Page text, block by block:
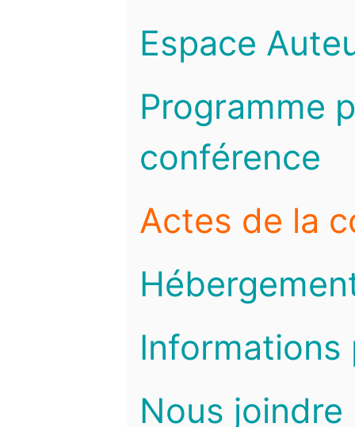
Espace
Programme
conférence
Actes de la
Informations
Nous joindre